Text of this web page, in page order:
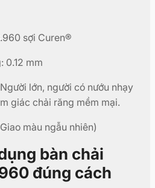
sợi Curen®
0.12 mm
lớn, người có nướu nhạy
giác chải răng mềm mại.
màu ngẫu nhiên)
bàn chải
đúng cách